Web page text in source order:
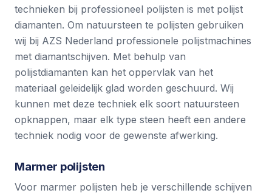
technieken bij professioneel polijsten is met polijst
diamanten. Om natuursteen te polijsten gebruiken
wij bij AZS Nederland professionele polijstmachines
met diamantschijven. Met behulp van
polijstdiamanten kan het oppervlak van het
materiaal geleidelijk glad worden geschuurd. Wij
kunnen met deze techniek elk soort natuursteen
opknappen, maar elk type steen heeft een andere
techniek nodig voor de gewenste afwerking.
Marmer polijsten
Voor marmer polijsten heb je verschillende schijven